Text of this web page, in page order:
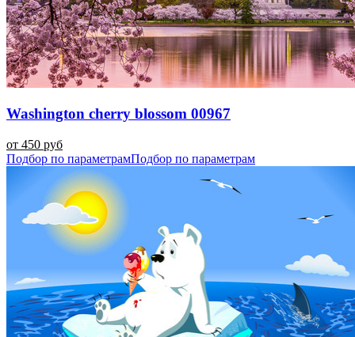
Washington cherry blossom 00967
от 450 руб
Подбор по параметрамПодбор по параметрам